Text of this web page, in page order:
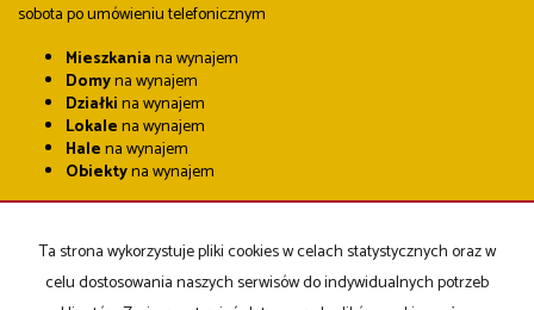
sobota po umówieniu telefonicznym
Mieszkaniana wynajem
Domyna wynajem
Działkina wynajem
Lokalena wynajem
Halena wynajem
Obiektyna wynajem
Mieszkaniana sprzedaż
Działkina sprzedaż
Lokalena sprzedaż
Hale na sprzedaż
Ta strona wykorzystuje pliki cookies w celach statystycznych oraz w
celu dostosowania naszych serwisów do indywidualnych potrzeb